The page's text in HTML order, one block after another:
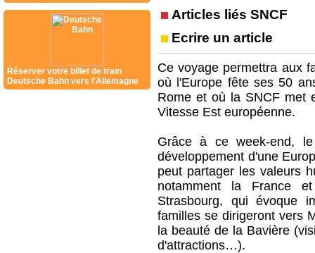
Réserver votre billet de train
Deutsche Bahn vers l'Allemagne
Articles liés SNCF
Ecrire un article
Ce voyage permettra aux
où l'Europe fête ses 50
Rome et où la SNCF met
Vitesse Est européenne.
Grâce à ce week-end,
développement d'une
peut partager les valeurs
notamment la France
Strasbourg, qui évoque
familles se dirigeront vers
la beauté de la Bavière
d'attractions…).